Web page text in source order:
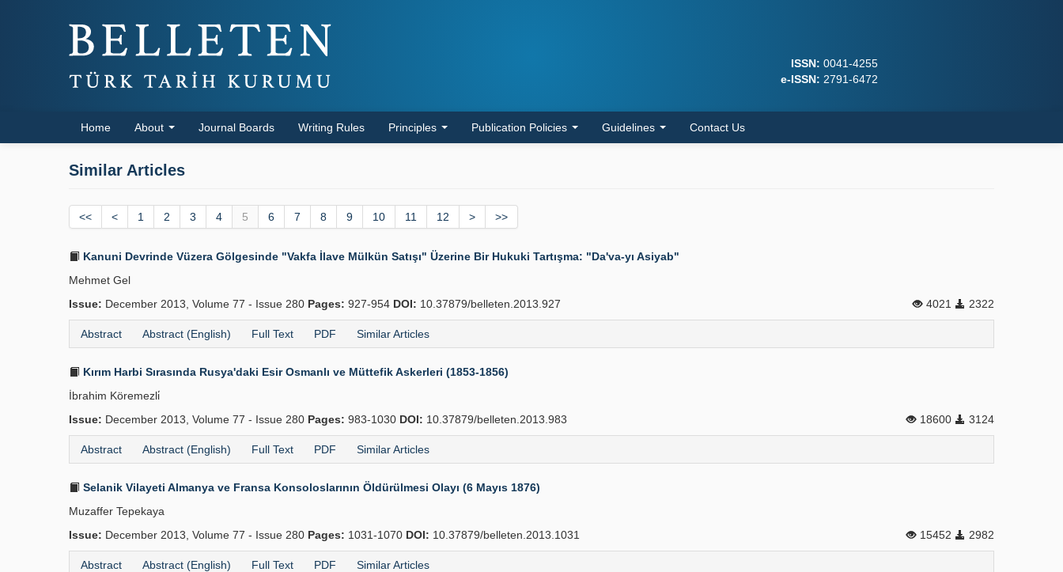
ISSN: 0041-4255
e-ISSN: 2791-6472
Home About Journal Boards Writing Rules Principles Publication Policies Guidelines Contact Us
Similar Articles
<< < 1 2 3 4 5 6 7 8 9 10 11 12 > >>
Kanuni Devrinde Vüzera Gölgesinde "Vakfa İlave Mülkün Satışı" Üzerine Bir Hukuki Tartışma: "Da'va-yı Asiyab"
Mehmet Gel
Issue: December 2013, Volume 77 - Issue 280 Pages: 927-954 DOI: 10.37879/belleten.2013.927 4021 2322
Abstract Abstract (English) Full Text PDF Similar Articles
Kırım Harbi Sırasında Rusya'daki Esir Osmanlı ve Müttefik Askerleri (1853-1856)
İbrahim Köremezli̇
Issue: December 2013, Volume 77 - Issue 280 Pages: 983-1030 DOI: 10.37879/belleten.2013.983 18600 3124
Abstract Abstract (English) Full Text PDF Similar Articles
Selanik Vilayeti Almanya ve Fransa Kon­soloslarının Öldürülmesi Olayı (6 Mayıs 1876)
Muzaffer Tepekaya
Issue: December 2013, Volume 77 - Issue 280 Pages: 1031-1070 DOI: 10.37879/belleten.2013.1031 15452 2982
Abstract Abstract (English) Full Text PDF Similar Articles